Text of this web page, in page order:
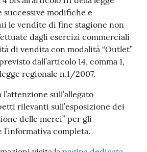
successive modifiche e
le vendite di fine stagione non
dagli esercizi commerciali
di vendita con modalità “Outlet”
dall’articolo 14, comma 1,
regionale n.1/2007.
sull’allegato
rilevanti sull’esposizione dei
delle merci” per gli
completa.